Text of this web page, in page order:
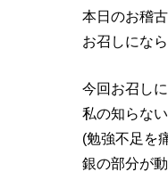
本日のお稽
お召しにな
今回お召し
私の知らな
(勉強不足を
銀の部分が